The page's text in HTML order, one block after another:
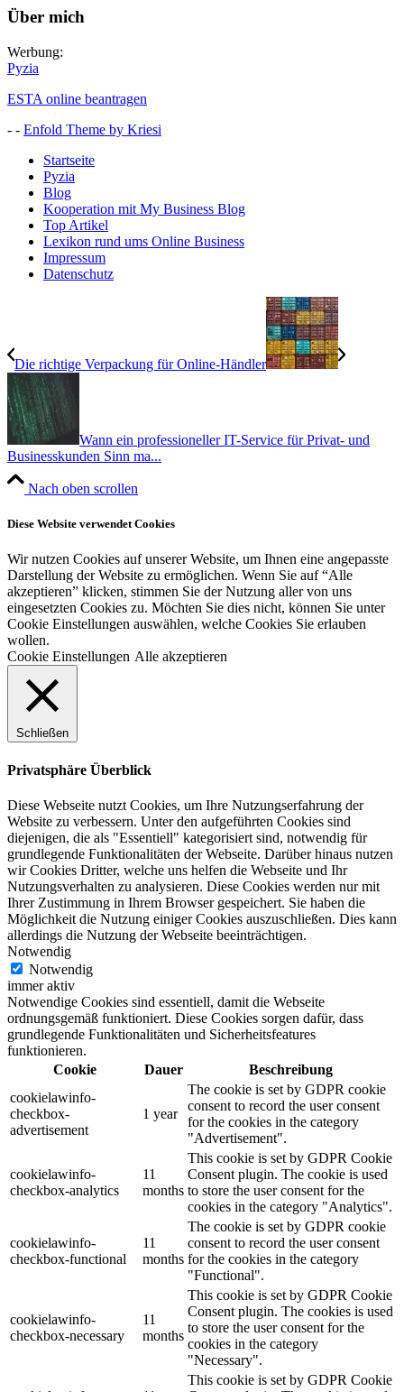
Über mich
Werbung:
Pyzia
ESTA online beantragen
- - Enfold Theme by Kriesi
Startseite
Pyzia
Blog
Kooperation mit My Business Blog
Top Artikel
Lexikon rund ums Online Business
Impressum
Datenschutz
Die richtige Verpackung für Online-Händler
Wann ein professioneller IT-Service für Privat- und
Businesskunden Sinn ma...
Nach oben scrollen
Diese Website verwendet Cookies
Wir nutzen Cookies auf unserer Website, um Ihnen eine angepasste
Darstellung der Website zu ermöglichen. Wenn Sie auf “Alle
akzeptieren” klicken, stimmen Sie der Nutzung aller von uns
eingesetzten Cookies zu. Möchten Sie dies nicht, können Sie unter
Cookie Einstellungen auswählen, welche Cookies Sie erlauben
wollen.
Cookie Einstellungen Alle akzeptieren
Schließen
Privatsphäre Überblick
Diese Webseite nutzt Cookies, um Ihre Nutzungserfahrung der
Website zu verbessern. Unter den aufgeführten Cookies sind
diejenigen, die als "Essentiell" kategorisiert sind, notwendig für
grundlegende Funktionalitäten der Webseite. Darüber hinaus nutzen
wir Cookies Dritter, welche uns helfen die Webseite und Ihr
Nutzungsverhalten zu analysieren. Diese Cookies werden nur mit
Ihrer Zustimmung in Ihrem Browser gespeichert. Sie haben die
Möglichkeit die Nutzung einiger Cookies auszuschließen. Dies kann
allerdings die Nutzung der Webseite beeinträchtigen.
Notwendig
Notwendig
immer aktiv
Notwendige Cookies sind essentiell, damit die Webseite
ordnungsgemäß funktioniert. Diese Cookies sorgen dafür, dass
grundlegende Funktionalitäten und Sicherheitsfeatures
funktionieren.
Cookie
Dauer
Beschreibung
cookielawinfo-
checkbox-
advertisement
1 year
The cookie is set by GDPR cookie
consent to record the user consent
for the cookies in the category
"Advertisement".
cookielawinfo-
checkbox-analytics
11
months
This cookie is set by GDPR Cookie
Consent plugin. The cookie is used
to store the user consent for the
cookies in the category "Analytics".
cookielawinfo-
checkbox-functional
11
months
The cookie is set by GDPR cookie
consent to record the user consent
for the cookies in the category
"Functional".
cookielawinfo-
checkbox-necessary
11
months
This cookie is set by GDPR Cookie
Consent plugin. The cookies is used
to store the user consent for the
cookies in the category
"Necessary".
This cookie is set by GDPR Cookie